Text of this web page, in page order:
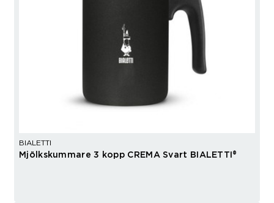
BIALETTI
Mjölkskummare 3 kopp CREMA Svart BIALETTI®